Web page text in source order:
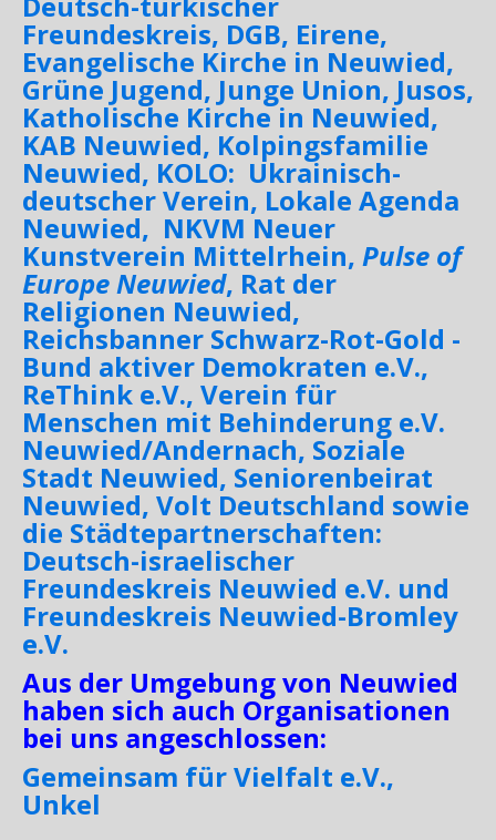
Freundeskreis, DGB, Eirene,
Evangelische Kirche in Neuwied,
Grüne Jugend, Junge Union, Jusos,
Katholische Kirche in Neuwied,
KAB Neuwied, Kolpingsfamilie
Neuwied, KOLO: Ukrainisch-
deutscher Verein, Lokale Agenda
Neuwied, NKVM Neuer
Kunstverein Mittelrhein, Pulse of
Europe Neuwied, Rat der
Religionen Neuwied,
Reichsbanner Schwarz-Rot-Gold -
Bund aktiver Demokraten e.V.,
ReThink e.V., Verein für
Menschen mit Behinderung e.V.
Neuwied/Andernach, Soziale
Stadt Neuwied, Seniorenbeirat
Neuwied, Volt Deutschland sowie
die Städtepartnerschaften:
Deutsch-israelischer
Freundeskreis Neuwied e.V. und
Freundeskreis Neuwied-Bromley
e.V.
Aus der Umgebung von Neuwied
haben sich auch Organisationen
bei uns angeschlossen:
Gemeinsam für Vielfalt e.V.,
Unkel